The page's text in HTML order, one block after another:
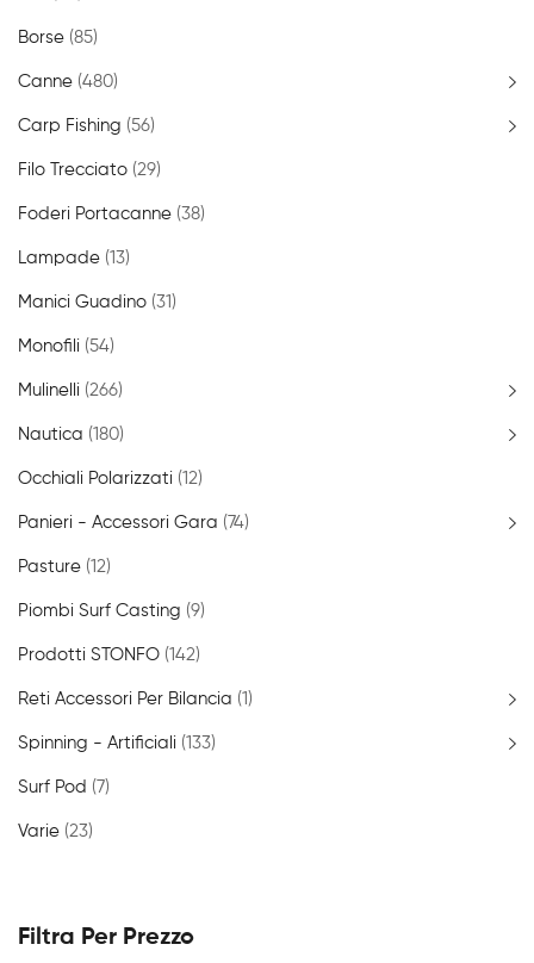
Borse (85)
Canne (480)
Carp Fishing (56)
Filo Trecciato (29)
Foderi Portacanne (38)
Lampade (13)
Manici Guadino (31)
Monofili (54)
Mulinelli (266)
Nautica (180)
Occhiali Polarizzati (12)
Panieri - Accessori Gara (74)
Pasture (12)
Piombi Surf Casting (9)
Prodotti STONFO (142)
Reti Accessori Per Bilancia (1)
Spinning - Artificiali (133)
Surf Pod (7)
Varie (23)
Filtra Per Prezzo